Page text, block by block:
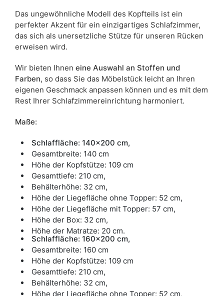
Das ungewöhnliche Modell des Kopfteils ist ein
perfekter Akzent für ein einzigartiges Schlafzimmer,
das sich als unersetzliche Stütze für unseren Rücken
erweisen wird.
Wir bieten Ihnen eine Auswahl an Stoffen und
Farben, so dass Sie das Möbelstück leicht an Ihren
eigenen Geschmack anpassen können und es mit dem
Rest Ihrer Schlafzimmereinrichtung harmoniert.
Maße:
Schlaffläche: 140x200 cm,
Gesamtbreite: 140 cm
Höhe der Kopfstütze: 109 cm
Gesamttiefe: 210 cm,
Behälterhöhe: 32 cm,
Höhe der Liegefläche ohne Topper: 52 cm,
Höhe der Liegefläche mit Topper: 57 cm,
Höhe der Box: 32 cm,
Höhe der Matratze: 20 cm.
Schlaffläche: 160x200 cm,
Gesamtbreite: 160 cm
Höhe der Kopfstütze: 109 cm
Gesamttiefe: 210 cm,
Behälterhöhe: 32 cm,
Höhe der Liegefläche ohne Topper: 52 cm,